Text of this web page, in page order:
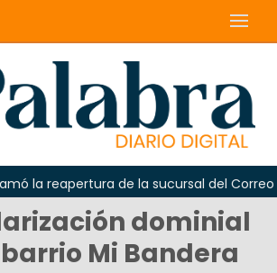
reapertura de la sucursal del Correo
dominial
Mi Bandera